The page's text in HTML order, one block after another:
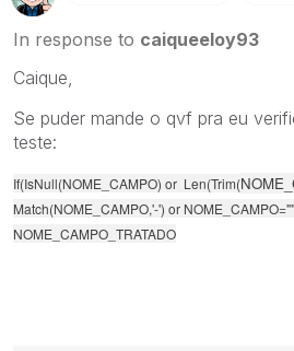
In response to caiqueeloy93
Caique,
Se puder mande o qvf pra eu
teste:
If(IsNull(NOME_CAMPO) or Len(Trim(
Match(NOME_CAMPO,'-') or
NOME_CAMPO_TRATADO